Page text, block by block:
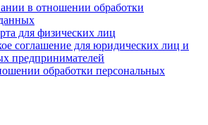
в отношении обработки
для физических лиц
соглашение для юридических лиц и
предпринимателей
обработки персональных